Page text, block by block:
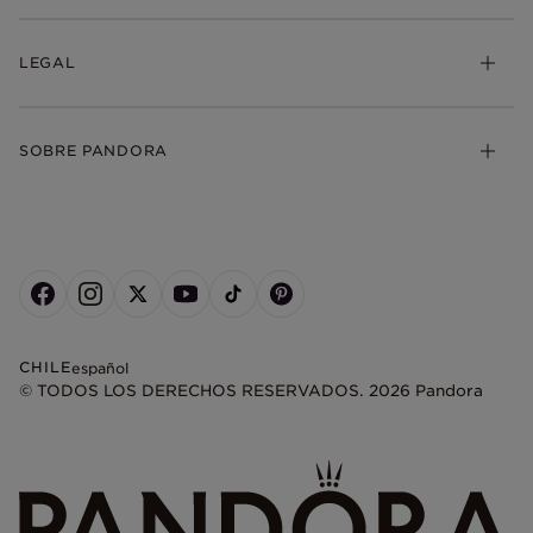
LEGAL
SOBRE PANDORA
CHILEespañol
© TODOS LOS DERECHOS RESERVADOS. 2026 Pandora